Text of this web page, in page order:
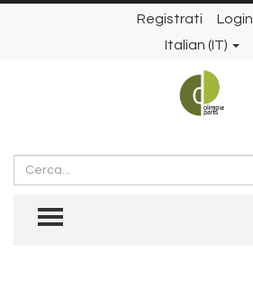
Registrati
Login
Italian (IT)
Cerca
TOGGLE MENU